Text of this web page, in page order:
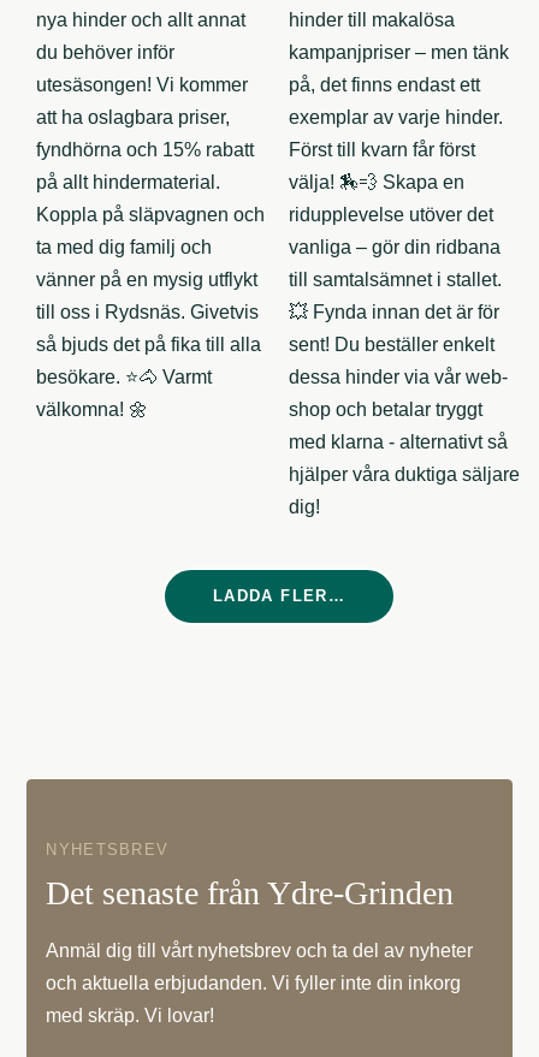
LADDA FLER…
NYHETSBREV
Det senaste från Ydre-Grinden
Anmäl dig till vårt nyhetsbrev och ta del av nyheter
och aktuella erbjudanden. Vi fyller inte din inkorg
med skräp. Vi lovar!